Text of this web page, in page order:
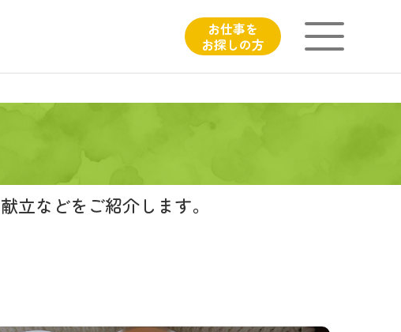
お仕事を
お探しの方
よくあるご質問
献立などをご紹介します。